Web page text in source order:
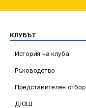
КЛУБЪТ
История на клуба
Ръководство
Представителен отбор
ДЮШ